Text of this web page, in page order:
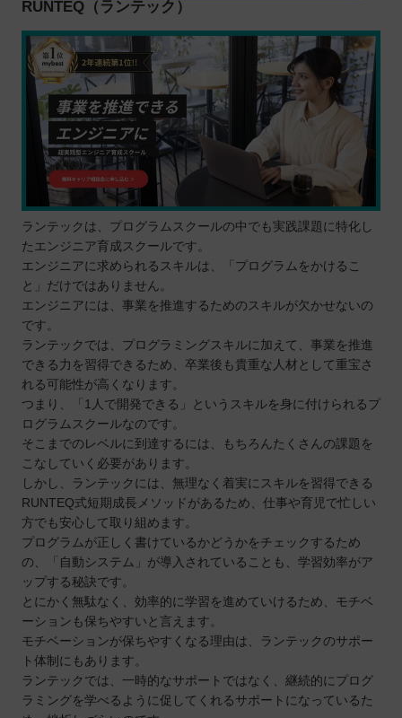
RUNTEQ（ランテック）
ランテックは、プログラムスクールの中でも実践課題に特化し
たエンジニア育成スクールです。
エンジニアに求められるスキルは、「プログラムをかけるこ
と」だけではありません。
エンジニアには、事業を推進するためのスキルが欠かせないの
です。
ランテックでは、プログラミングスキルに加えて、事業を推進
できる力を習得できるため、卒業後も貴重な人材として重宝さ
れる可能性が高くなります。
つまり、「1人で開発できる」というスキルを身に付けられるプ
ログラムスクールなのです。
そこまでのレベルに到達するには、もちろんたくさんの課題を
こなしていく必要があります。
しかし、ランテックには、無理なく着実にスキルを習得できる
RUNTEQ式短期成長メソッドがあるため、仕事や育児で忙しい
方でも安心して取り組めます。
プログラムが正しく書けているかどうかをチェックするため
の、「自動システム」が導入されていることも、学習効率がア
ップする秘訣です。
とにかく無駄なく、効率的に学習を進めていけるため、モチベ
ーションも保ちやすいと言えます。
モチベーションが保ちやすくなる理由は、ランテックのサポー
ト体制にもあります。
ランテックでは、一時的なサポートではなく、継続的にプログ
ラミングを学べるように促してくれるサポートになっているた